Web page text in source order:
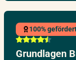
100%
Grundlagen